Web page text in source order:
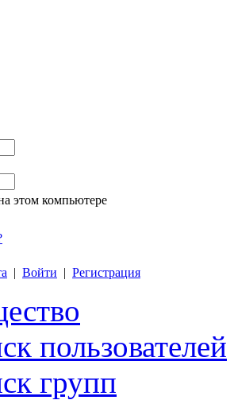
этом компьютере
| Войти | Регистрация
пользователей
групп